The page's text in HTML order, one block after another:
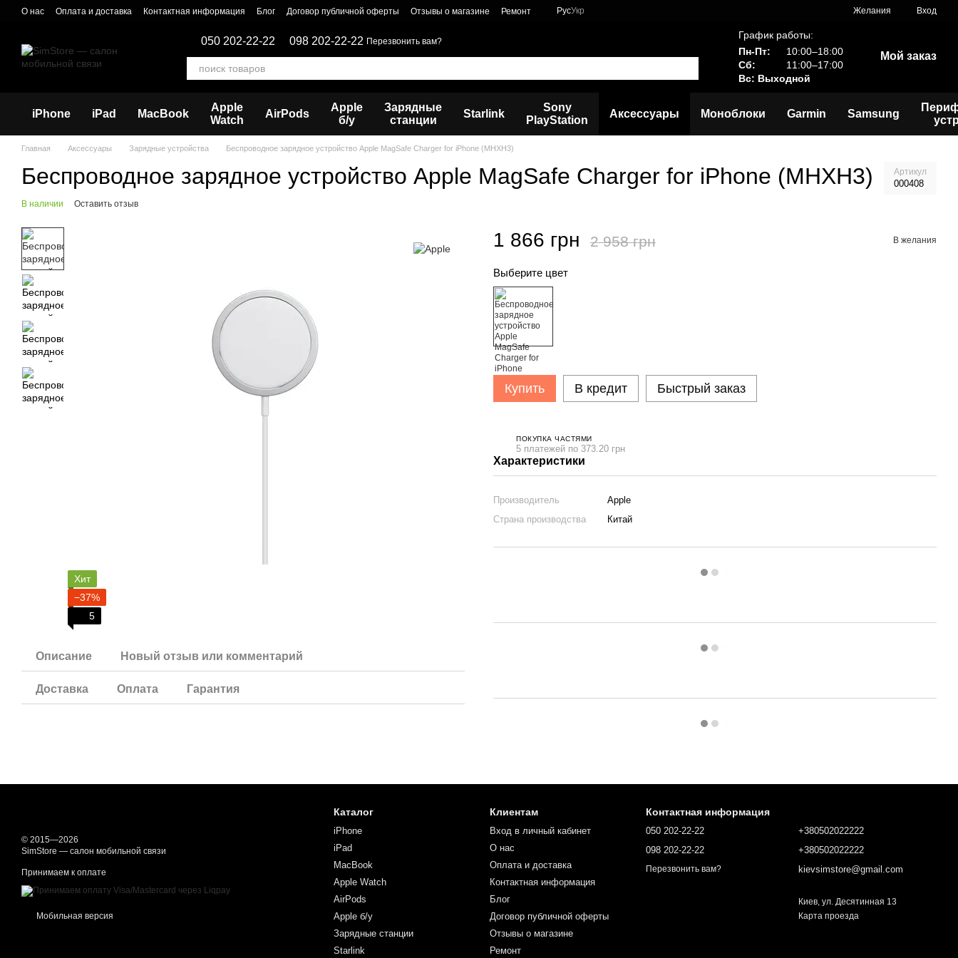
Перейти к основному контенту
О нас Оплата и доставка Контактная информация Блог Договор публичной оферты Отзывы о магазине Ремонт РусУкр Желания Вход
050 202-22-22 098 202-22-22 Перезвонить вам?
График работы:
Пн-Пт:
10:00–18:00
Сб:
11:00–17:00
Вс: Выходной
Мой заказ
iPhone iPad MacBook
Apple
Watch
AirPods
Apple
б/у
Зарядные
станции
Starlink
Sony
PlayStation
Аксессуары Моноблоки Garmin Samsung
Главная Аксессуары Зарядные устройства Беспроводное зарядное устройство Apple MagSafe Charger for iPhone (MHXH3)
Беспроводное зарядное устройство Apple MagSafe Charger for iPhone (MHXH3) Артикул
000408
В наличии Оставить отзыв
Хит
−37%
5
Описание Новый отзыв или комментарий
Доставка Оплата Гарантия
1 866 грн 2 958 грн В желания
Выберите цвет
Купить В кредит Быстрый заказ
ПОКУПКА ЧАСТЯМИ
5 платежей по 373.20 грн
Характеристики
Производитель
Apple
Страна производства
Китай
© 2015—2026
SimStore — салон мобильной связи
Принимаем к оплате
Мобильная версия
Каталог
iPhone
iPad
MacBook
Apple Watch
AirPods
Apple б/у
Зарядные станции
Starlink
Клиентам
Вход в личный кабинет
О нас
Оплата и доставка
Контактная информация
Блог
Договор публичной оферты
Отзывы о магазине
Ремонт
Контактная информация
050 202-22-22
098 202-22-22
Перезвонить вам?
+380502022222
+380502022222
kievsimstore@gmail.com
Киев, ул. Десятинная 13
Карта проезда